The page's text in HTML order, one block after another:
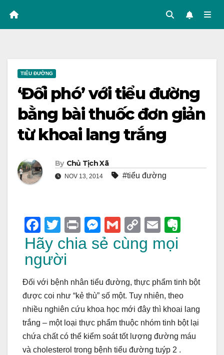
TIỂU ĐƯỜNG
‘Đối phó’ với tiểu đường
bằng bài thuốc đơn giản
từ khoai lang trắng
By Chủ Tịch Xã
NOV 13, 2014 #tiểu đường
F
a
c
e
b
o
o
k
T
wi
tt
Pr
in
M
e
n
g
er
G
m
C
o
p
Li
n
k
E
m
ail
ot
e
Hãy chia sẻ cùng mọi
người
Đối với bệnh nhân tiểu đường, thực phẩm tinh bột
được coi như “kẻ thù” số một. Tuy nhiên, theo
nhiều nghiên cứu khoa học mới đây thì khoai lang
trắng – một loại thực phẩm thuộc nhóm tinh bột lại
chứa chất có thể kiểm soát tốt lượng đường máu
và cholesterol trong bệnh tiểu đường tuýp 2 .